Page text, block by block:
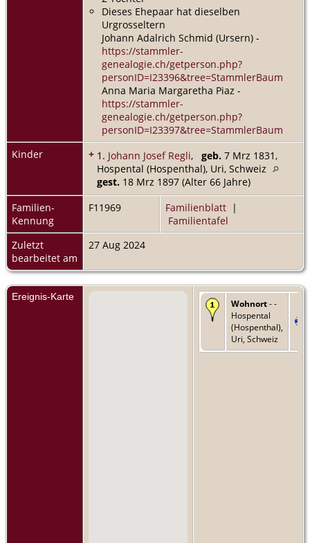
Dieses Ehepaar hat dieselben
Urgrosseltern
Johann Adalrich Schmid (Ursern) -
https://stammler-
genealogie.ch/getperson.php?
personID=I23396&tree=StammlerBaum
Anna Maria Margaretha Piaz -
https://stammler-
genealogie.ch/getperson.php?
personID=I23397&tree=StammlerBaum
Kinder
+ 1. Johann Josef Regli, geb. 7 Mrz 1831,
Hospental (Hospenthal), Uri, Schweiz
gest. 18 Mrz 1897 (Alter 66 Jahre)
Familien-
Kennung
F11969 Familienblatt |
Familientafel
Zuletzt
bearbeitet am
27 Aug 2024
Ereignis-Karte
Wohnort- -
Hospental
(Hospenthal),
Uri, Schweiz